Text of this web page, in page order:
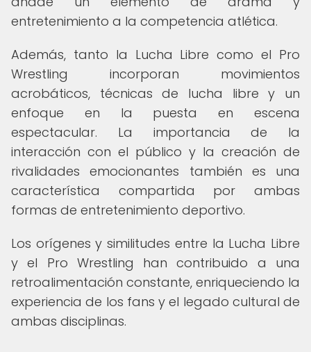
entretenimiento a la competencia atlética.
Además, tanto la Lucha Libre como el Pro
Wrestling incorporan movimientos
acrobáticos, técnicas de lucha libre y un
enfoque en la puesta en escena
espectacular. La importancia de la
interacción con el público y la creación de
rivalidades emocionantes también es una
característica compartida por ambas
formas de entretenimiento deportivo.
Los orígenes y similitudes entre la Lucha Libre
y el Pro Wrestling han contribuido a una
retroalimentación constante, enriqueciendo la
experiencia de los fans y el legado cultural de
ambas disciplinas.